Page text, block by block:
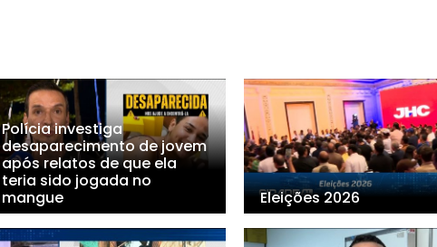
Polícia investiga
desaparecimento de jovem
após relatos de que ela
teria sido jogada no
mangue
Eleições 2026